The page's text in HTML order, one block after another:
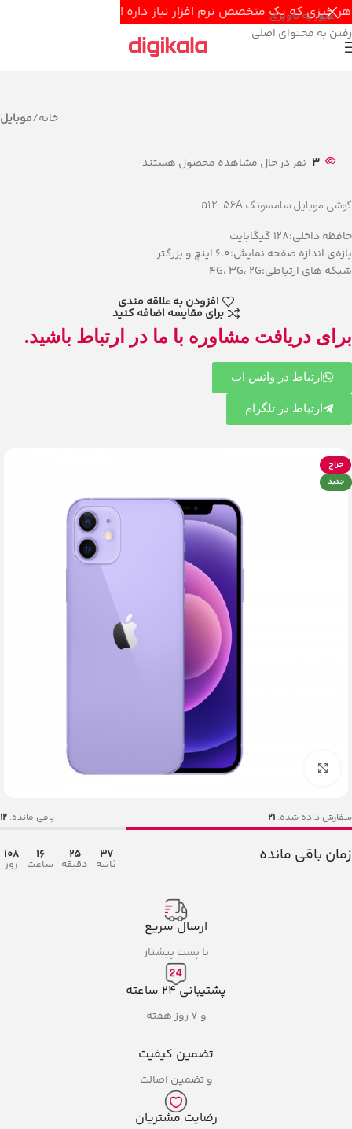
عبور به ناوبری
رفتن به محتوای اصلی
خانه موبایل
3 نفر در حال مشاهده محصول هستند
گوشی موبایل سامسونگ a12 -56A
حافظه داخلی:128 گیگابایت
بازه‌ی اندازه صفحه نمایش:6.0 اینچ و بزرگتر
شبکه های ارتباطی:4G، 3G، 2G
افزودن به علاقه مندی
برای مقایسه اضافه کنید
برای دریافت مشاوره با ما در ارتباط باشید.
ارتباط در واتس اپ
ارتباط در تلگرام
حراج
جدید
بزرگنمایی تصویر
سفارش داده شده: 21 باقی مانده: 12
زمان باقی مانده 108
روز
16
ساعت
25
دقیقه
36
ثانیه
ارسال سریع
با پست پیشتاز
پشتیبانی ۲۴ ساعته
و ۷ روز هفته
تضمین کیفیت
و تضمین اصالت
رضایت مشتریان
هر چیزی که یک متخصص نرم افزار نیاز داره !